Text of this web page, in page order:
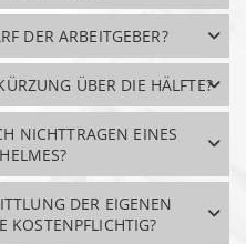
DER ARBEITGEBER?
ÜBER DIE HÄLFTE?
NICHTTRAGEN EINES
DER EIGENEN
KOSTENPFLICHTIG?